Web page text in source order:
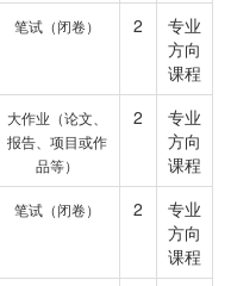
笔试（闭卷） 2
专业
方向
课程
大作业（论文、
报告、项目或作
品等）
2
专业
方向
课程
笔试（闭卷） 2
专业
方向
课程